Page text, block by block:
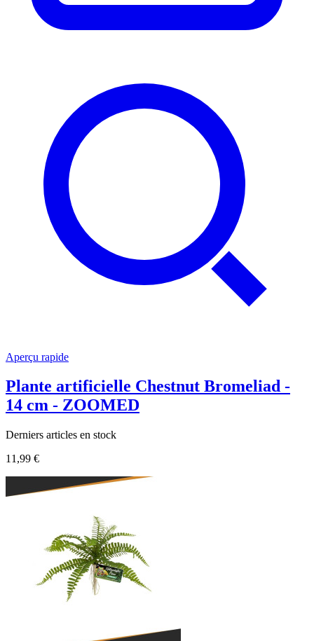
Aperçu rapide
Plante artificielle Chestnut Bromeliad -
14 cm - ZOOMED
Derniers articles en stock
11,99 €